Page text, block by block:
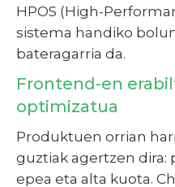
HPOS (High-
sistema handiko
bateragarria da.
Frontend-en
optimizatua
Produktuen orrian
guztiak agertzen dira:
epea eta alta kuota.